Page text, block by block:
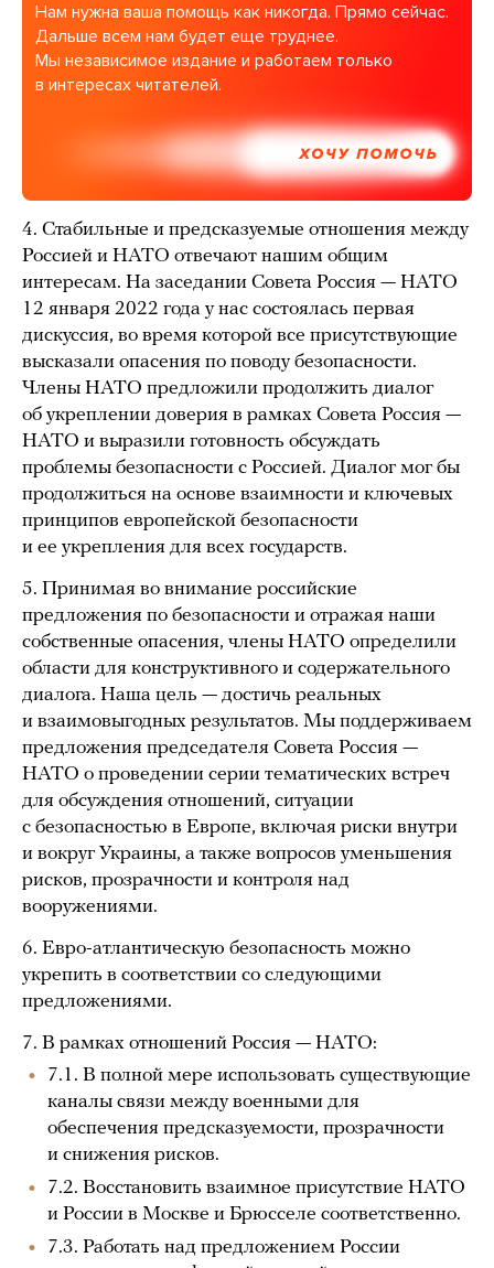
Нам нужна ваша помощь как никогда. Прямо сейчас.
Дальше всем нам будет еще труднее.
Мы независимое издание и работаем только
в интересах читателей.
ХОЧУ ПОМОЧЬ
4. Стабильные и предсказуемые отношения между
Россией и НАТО отвечают нашим общим
интересам. На заседании Совета Россия — НАТО
12 января 2022 года у нас состоялась первая
дискуссия, во время которой все присутствующие
высказали опасения по поводу безопасности.
Члены НАТО предложили продолжить диалог
об укреплении доверия в рамках Совета Россия —
НАТО и выразили готовность обсуждать
проблемы безопасности с Россией. Диалог мог бы
продолжиться на основе взаимности и ключевых
принципов европейской безопасности
и ее укрепления для всех государств.
5. Принимая во внимание российские
предложения по безопасности и отражая наши
собственные опасения, члены НАТО определили
области для конструктивного и содержательного
диалога. Наша цель — достичь реальных
и взаимовыгодных результатов. Мы поддерживаем
предложения председателя Совета Россия —
НАТО о проведении серии тематических встреч
для обсуждения отношений, ситуации
с безопасностью в Европе, включая риски внутри
и вокруг Украины, а также вопросов уменьшения
рисков, прозрачности и контроля над
вооружениями.
6. Евро-атлантическую безопасность можно
укрепить в соответствии со следующими
предложениями.
7. В рамках отношений Россия — НАТО:
7.1. В полной мере использовать существующие
каналы связи между военными для
обеспечения предсказуемости, прозрачности
и снижения рисков.
7.2. Восстановить взаимное присутствие НАТО
и России в Москве и Брюсселе соответственно.
7.3. Работать над предложением России